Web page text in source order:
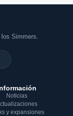
Simmers.
Noticias
y expansiones